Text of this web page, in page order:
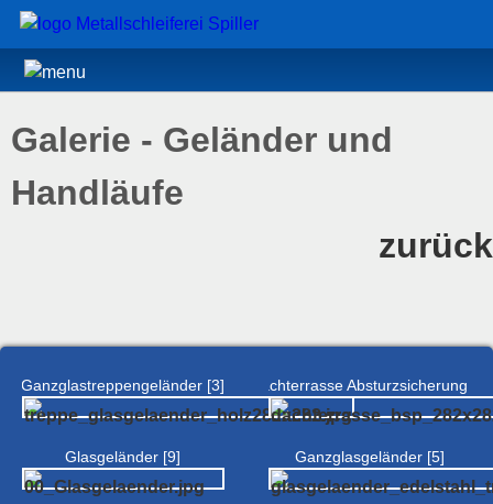
Galerie - Geländer und
Handläufe
zurück
Ganzglastreppengeländer [3] Dachterrasse Absturzsicherung [4]
Glasgeländer [9] Ganzglasgeländer [5]